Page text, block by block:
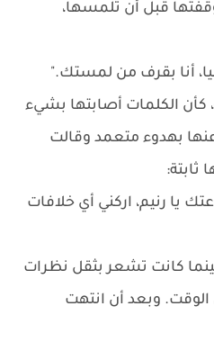
قبل أن تلمسها،
أنا بقرف من لمستك."
كأن الكلمات أصابتها بشيء
عنها بهدوء متعمد وقالت
ثابتة:
يا رنيم، اركني أي خلافات
كانت تشعر بثقل نظرات
وبعد أن انتهت